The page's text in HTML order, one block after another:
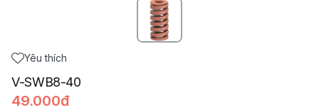
Yêu thích
V-SWB8-40
49.000đ